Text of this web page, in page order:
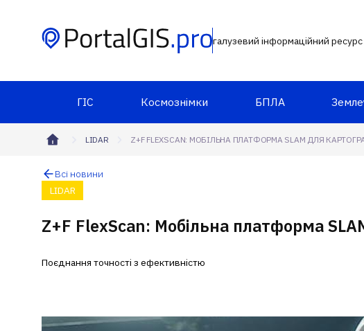
галузевий інформаційний ресурс
ГІС Космознімки БПЛА
LIDAR Z+F FLEXSCAN: МОБІЛЬНА ПЛАТФОРМА SLAM ДЛЯ
Всі новини
LIDAR
Z+F FlexScan: Мобільна платформа
Поєднання точності з ефективністю